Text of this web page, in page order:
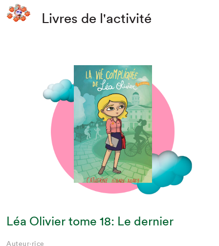
Livres de l'activité
Léa Olivier tome 18: Le dernier
Auteur·rice